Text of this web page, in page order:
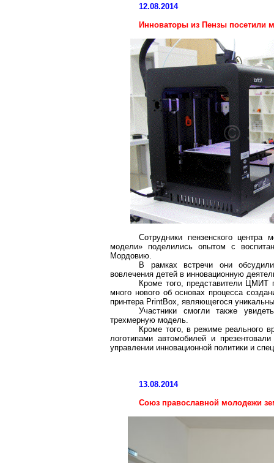
12.08.2014
Инноваторы из Пензы посетили
Сотрудники пензенского
модели» поделились опытом с
Мордовию.
В рамках встречи они
вовлечения детей в инновационную
Кроме того, представители ЦМИТ
много нового об основах процесса
принтера PrintBox, являющегося
Участники смогли также
трехмерную модель.
Кроме того, в режиме реального
логотипами автомобилей и
управлении инновационной политики и
13.08.2014
Союз православной молодежи